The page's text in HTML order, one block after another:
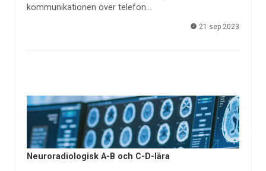
kommunikationen över telefon…
21 sep 2023
Neuroradiologisk A-B och C-D-lära